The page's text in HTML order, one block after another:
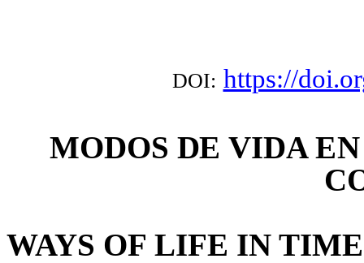
DOI: https://
MODOS DE VIDAEN
C
WAYS OF LIFE IN